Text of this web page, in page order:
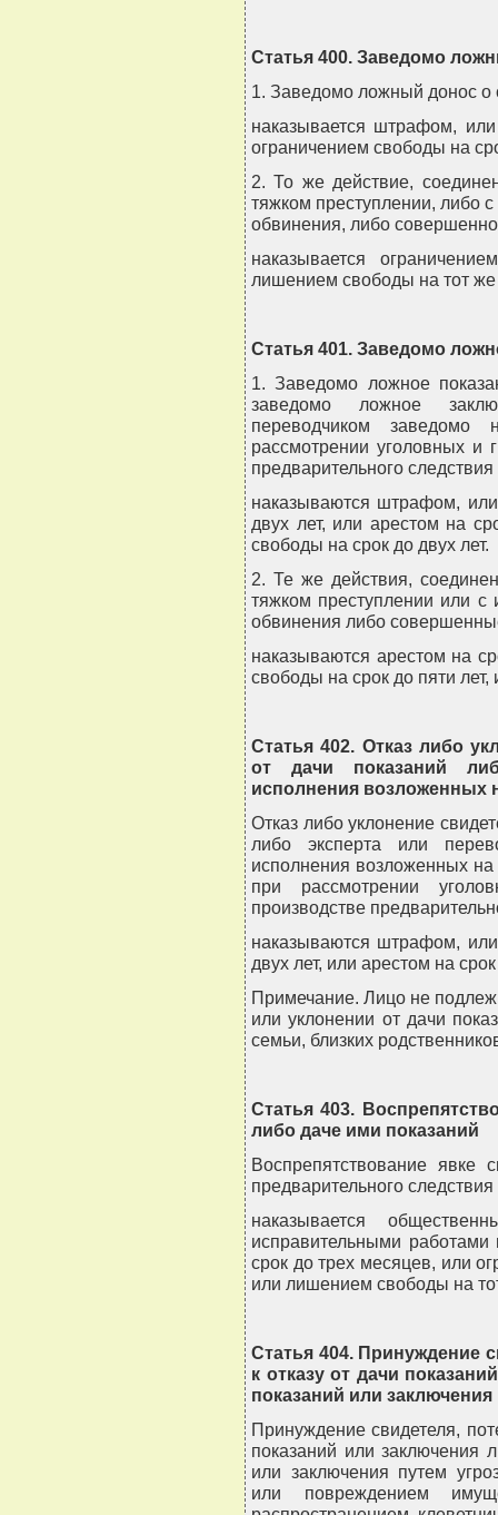
Статья 400. Заведомо
1. Заведомо ложный донос о
наказывается штрафом,
ограничением свободы на
2. То же действие,
тяжком преступлении, либо
обвинения, либо
наказывается
лишением свободы на тот же
Статья 401. Заведомо
1. Заведомо ложное
заведомо ложное
переводчиком
рассмотрении уголовных и
предварительного
наказываются штрафом,
двух лет, или арестом на
свободы на срок до двух лет.
2. Те же действия,
тяжком преступлении или с
обвинения либо
наказываются арестом на
свободы на срок до пяти
Статья 402. Отказ либо
от дачи показаний
исполнения возложенных
Отказ либо уклонение
либо эксперта или
исполнения возложенных
при рассмотрении
производстве
наказываются штрафом,
двух лет, или арестом на
Примечание. Лицо не
или уклонении от дачи
семьи, близких
Статья 403.
либо даче ими показаний
Воспрепятствование явке
предварительного
наказывается
исправительными
срок до трех месяцев, или
или лишением свободы на
Статья 404. Принуждение
к отказу от дачи
показаний или заключения
Принуждение свидетеля,
показаний или заключения
или заключения путем
или повреждением